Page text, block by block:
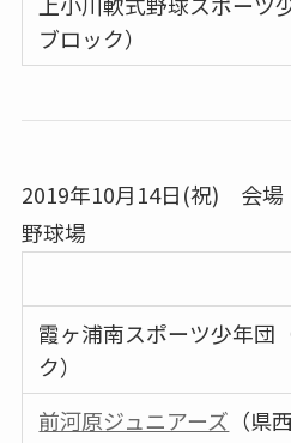
ブロック）
2019年10月14日(祝) 会場
野球場
霞ヶ浦南スポーツ少年団
ク）
前河原ジュニアーズ （県